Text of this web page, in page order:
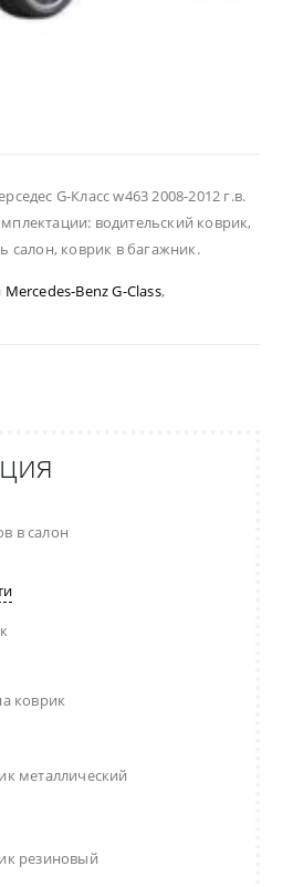
G-Класс w463 2008-2012 г.в.
водительский коврик,
салон, коврик в багажник.
Benz G-Class,
в салон
коврик
металлический
резиновый